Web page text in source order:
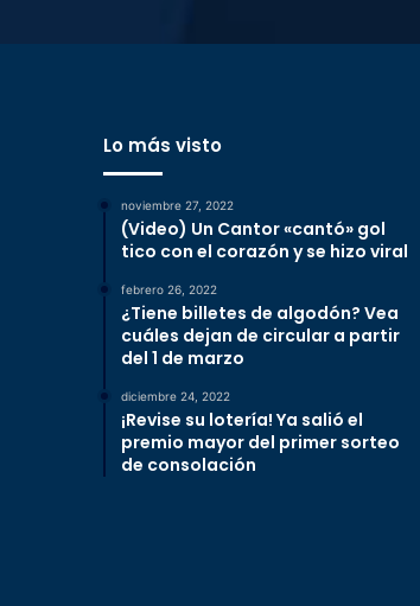
Lo más visto
noviembre 27, 2022
(Video) Un Cantor «cantó» gol
tico con el corazón y se hizo viral
febrero 26, 2022
¿Tiene billetes de algodón? Vea
cuáles dejan de circular a partir
del 1 de marzo
diciembre 24, 2022
¡Revise su lotería! Ya salió el
premio mayor del primer sorteo
de consolación